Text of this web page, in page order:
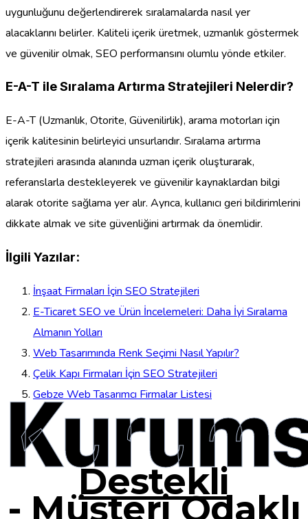
uygunluğunu değerlendirerek sıralamalarda nasıl yer
alacaklarını belirler. Kaliteli içerik üretmek, uzmanlık göstermek
ve güvenilir olmak, SEO performansını olumlu yönde etkiler.
E-A-T ile Sıralama Artırma Stratejileri Nelerdir?
E-A-T (Uzmanlık, Otorite, Güvenilirlik), arama motorları için
içerik kalitesinin belirleyici unsurlarıdır. Sıralama artırma
stratejileri arasında alanında uzman içerik oluşturarak,
referanslarla destekleyerek ve güvenilir kaynaklardan bilgi
alarak otorite sağlama yer alır. Ayrıca, kullanıcı geri bildirimlerini
dikkate almak ve site güvenliğini artırmak da önemlidir.
İlgili Yazılar:
İnşaat Firmaları İçin SEO Stratejileri
E-Ticaret SEO ve Ürün İncelemeleri: Daha İyi Sıralama
Almanın Yolları
Web Tasarımında Renk Seçimi Nasıl Yapılır?
Çelik Kapı Firmaları İçin SEO Stratejileri
Gebze Web Tasarımcı Firmalar Listesi
Destekli
- Müşteri Odaklı